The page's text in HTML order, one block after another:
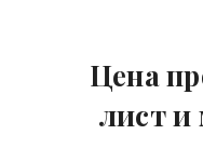
Цена
лист